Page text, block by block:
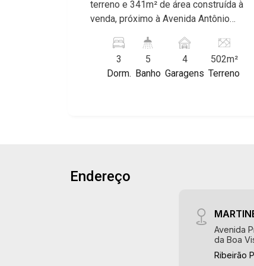
Luisa, Buganville, Jardim Olhos D`Água,
Borda do Parque, Borda da Mata, Bela
Vista, Terras Alpha, Alphaville I, II e III,
Jardim Nova Aliança Sul, Alto do Vale,
Colina do Golfe, Terras de Florença,
Guaporé 1, 2 e 3, Colina do Sabiá, San
Marco, Village Monet, Arara Vermelha,
Manacás, Bella Città, Paineiras, Aroeira,
Figueira Branca, Pirangueira, Jardim
Saint Gerard, Buritis, Quinta da Boa
Vista, Santorini, Siena, Alto do Castelo,
terreno e 341m² de área construída à
venda, próximo à Avenida Antônio
Ribeirão, Ribeirão Preto/SP. Conheça as
características deste imóvel que a
Martinelli Imobiliária selecionou para
com churrasqueira e forno de pizza -
sendo 2 cobertas - Fino acabamento -
desde 2000! Avenida João Fiúsa, 1051
3
Dorm.
5
Banho
4
Garagens
502m²
Terreno
Endereço
Avenida
da Boa
Ribeirão